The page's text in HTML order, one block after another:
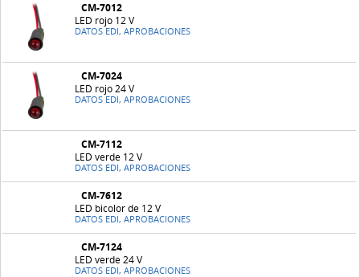
CM-7012
LED rojo 12 V
DATOS EDI, APROBACIONES
CM-7024
LED rojo 24 V
DATOS EDI, APROBACIONES
CM-7112
LED verde 12 V
DATOS EDI, APROBACIONES
CM-7612
LED bicolor de 12 V
DATOS EDI, APROBACIONES
CM-7124
LED verde 24 V
DATOS EDI, APROBACIONES